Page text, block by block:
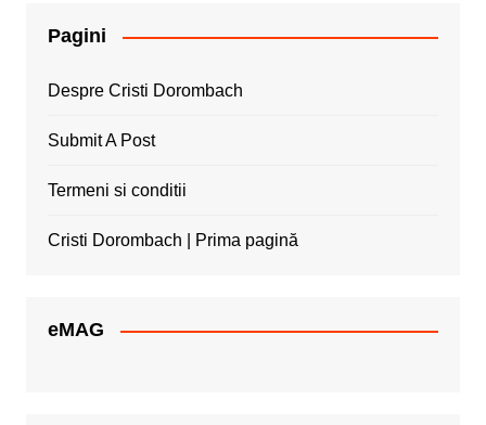
Pagini
Despre Cristi Dorombach
Submit A Post
Termeni si conditii
Cristi Dorombach | Prima pagină
eMAG